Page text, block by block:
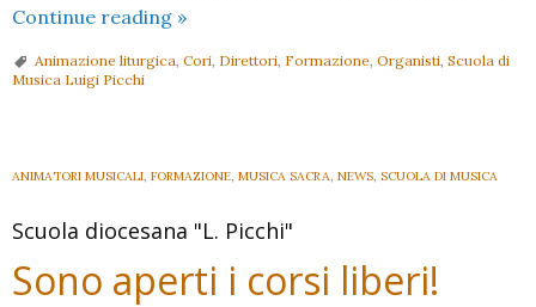
Continue reading Scuola
Musica:
a
»
Animazione liturgica, Cori, Direttori, Formazione, Organisti, Scuola di
Musica Luigi Picchi
ANIMATORI MUSICALI, FORMAZIONE, MUSICA SACRA, NEWS, SCUOLA DI MUSICA
Scuola diocesana "L. Picchi"
Sono aperti i corsi liberi!